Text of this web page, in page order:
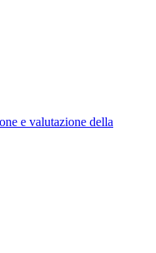
e valutazione della